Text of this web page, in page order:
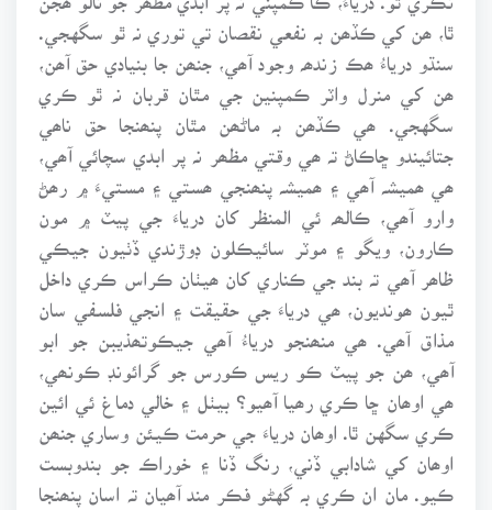
ٿا، ھن کي ڪڏھن بہ نفعي نقصان تي توري نہ ٿو سگهجي.
سنڌو درياءُ ھڪ زندھہ وجود آھي، جنھن جا بنيادي حق آھن،
ھن کي منرل واٽر ڪمپنين جي مٿان قربان نہ ٿو ڪري
سگهجي. ھي ڪڏھن بہ ماڻھن مٿان پنھنجا حق ناھي
جتائيندو ڇاڪاڻ تہ ھي وقتي مظھر نہ پر ابدي سچائي آھي،
ھي ھميشہ آھي ۽ ھميشہ پنھنجي ھستي ۽ مستيءَ ۾ رھڻ
وارو آھي، ڪالھہ ئي المنظر کان درياءَ جي پيٽ ۾ مون
ڪارون، ويگو ۽ موٽر سائيڪلون ڊوڙندي ڏٺيون جيڪي
ظاھر آھي تہ بند جي ڪناري کان ھيٺان ڪراس ڪري داخل
ٿيون ھونديون، ھي درياءَ جي حقيقت ۽ انجي فلسفي سان
مذاق آھي. ھي منھنجو درياءُ آھي جيڪوتھذيبن جو ابو
آھي، ھن جو پيٽ ڪو ريس ڪورس جو گرائونڊ ڪونھي،
ھي اوھان ڇا ڪري رھيا آھيو؟ بيٺل ۽ خالي دماغ ئي ائين
ڪري سگهن ٿا. اوھان درياءَ جي حرمت ڪيئن وساري جنھن
اوھان کي شادابي ڏني، رنگ ڏنا ۽ خوراڪ جو بندوبست
ڪيو. مان ان ڪري بہ گهڻو فڪر مند آھيان تہ اسان پنھنجا